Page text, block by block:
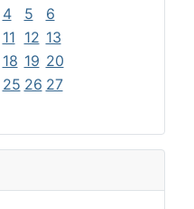
4 5
6
11 12 13
18 19 20
25 26 27